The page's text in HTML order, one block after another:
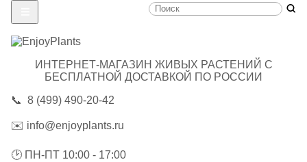
ИНТЕРНЕТ-МАГАЗИН ЖИВЫХ РАСТЕНИЙ С
БЕСПЛАТНОЙ ДОСТАВКОЙ ПО РОССИИ
📞 8 (499) 490-20-42
✉️ info@enjoyplants.ru
🕑 ПН-ПТ 10:00 - 17:00